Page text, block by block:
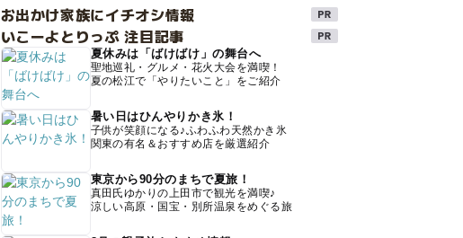
お出かけ家族にイチオシ情報
いこーよとりっぷ 注目記事
夏休みは「ばけばけ」の舞台へ
聖地巡礼・グルメ・花火大会を満喫！
夏の松江で「やりたいこと」をご紹介
暑い日はひんやりかき氷！
子供が笑顔になる♪ふわふわ天然かき氷
関東の有名＆おすすめ店を厳選紹介
東京から90分のまちで夏旅！
真田氏ゆかりの上田市で観光を満喫♪
涼しい高原・国宝・別所温泉をめぐる旅